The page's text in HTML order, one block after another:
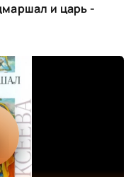
и царь -